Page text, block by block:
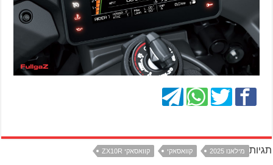
תגיות מילאנו 2025 קוואסאקי קוואסאקי ZX10R